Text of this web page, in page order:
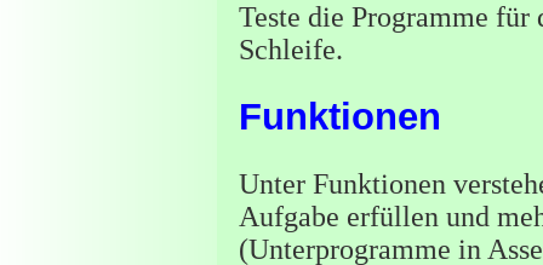
Teste die Programme
Schleife.
Funktionen
Unter Funktionen
Aufgabe erfüllen und
(Unterprogramme in